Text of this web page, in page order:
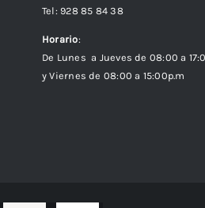
Tel: 928 85 84 38
Horario:
De Lunes a Jueves de 08:00 a
y Viernes de 08:00 a 15:00p.m